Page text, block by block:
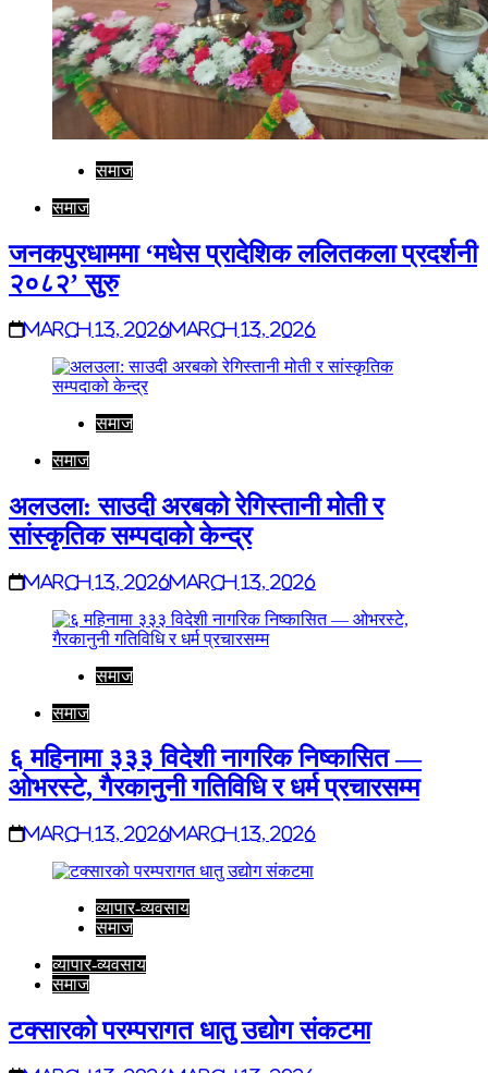
समाज
समाज
जनकपुरधाममा ‘मधेस प्रादेशिक ललितकला प्रदर्शनी
२०८२’ सुरु
March 13, 2026March 13, 2026
समाज
समाज
अलउला: साउदी अरबको रेगिस्तानी मोती र
सांस्कृतिक सम्पदाको केन्द्र
March 13, 2026March 13, 2026
समाज
समाज
६ महिनामा ३३३ विदेशी नागरिक निष्कासित —
ओभरस्टे, गैरकानुनी गतिविधि र धर्म प्रचारसम्म
March 13, 2026March 13, 2026
व्यापार-व्यवसाय
समाज
व्यापार-व्यवसाय
समाज
टक्सारको परम्परागत धातु उद्योग संकटमा